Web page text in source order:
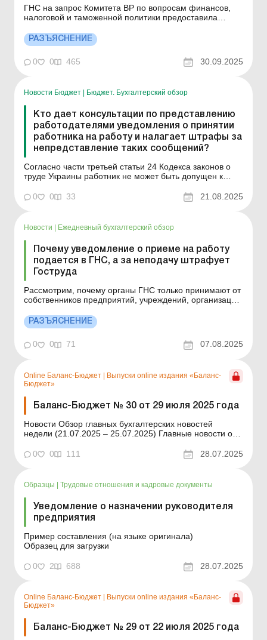
ГНС на запрос Комитета ВР по вопросам финансов,
налоговой и таможенной политики предоставила
налогового законодательства Украины. Больше по
теме: ГНС отвечает на актуальные вопросы
налогоплательщиков: письмо от 18.09.2025 ГНС
отвечает на актуальны...
РАЗЪЯСНЕНИЕ
0 0 465 30.09.2025
Новости Бюджет Бюджет. Бухгалтерский обзор
Кто дает консультации по представлению
работодателями уведомления о принятии
работника на работу и налагает штрафы за
непредставление таких сообщений?
Согласно части третьей статьи 24 Кодекса законов о
труде Украины работник не может быть допущен к
оформленного приказом или распоряжением
собственника или уполномоченного им органа, и
власти по вопросам обеспече...
0 0 33 21.08.2025
Новости Ежедневный бухгалтерский обзор
Почему уведомление о приеме на работу
подается в ГНС, а за неподачу штрафует
Гоструда
Рассмотрим, почему органы ГНС только принимают от
собственников предприятий, учреждений, организаций
уведомление о приеме работника на работу/
заключении гиг-контракта или прекращении трудового
договора с домашним работником, однако не
регулируют вопросы т...
РАЗЪЯСНЕНИЕ
0 0 71 07.08.2025
Online Баланс-Бюджет | Выпуски online издания «Баланс-
Бюджет»
Баланс-Бюджет № 30 от 29 июля 2025 года
Новости Обзор главных бухгалтерских новостей
недели (21.07.2025 – 25.07.2025) Главные новости о
обновляется ежедневно Содержание номера
...
0 0 111 28.07.2025
Образцы | Трудовые отношения и кадровые документы
Уведомление о назначении руководителя
предприятия
Пример составления (на языке оригинала)
Образец для загрузки
0 2 688 28.07.2025
Online Баланс-Бюджет
Выпуски online издания «Баланс-
Бюджет»
Баланс-Бюджет № 29 от 22 июля 2025 года